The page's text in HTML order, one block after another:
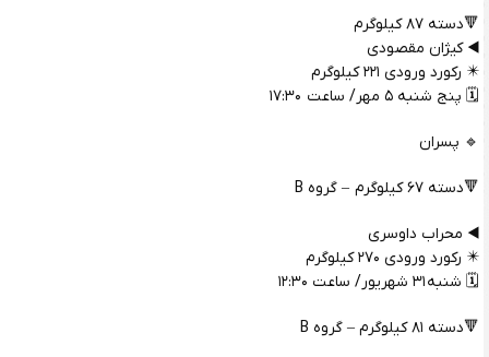
🔻دسته ۸۷ کیلوگرم
◀️ کیژان مقصودی
✴️ رکورد ورودی ۲۲۱ کیلوگرم
🗓️ پنج شنبه ۵ مهر/ ساعت ۱۷:۳۰
🔹 پسران
🔻دسته ۶۷ کیلوگرم – گروه B
◀️ محراب داوسری
✴️ رکورد ورودی ۲۷۰ کیلوگرم
🗓️ شنبه ۳۱ شهریور/ ساعت ۱۲:۳۰
🔻دسته ۸۱ کیلوگرم – گروه B